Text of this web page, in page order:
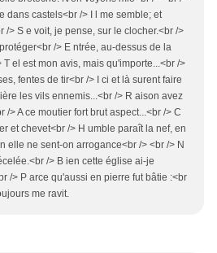
dans castels<br /> I l me semble; et
/> S e voit, je pense, sur le clocher.<br />
/> E ntrée, au-dessus de la
T el est mon avis, mais qu'importe...<br />
fentes de tir<br /> I ci et là surent faire
les vils ennemis...<br /> R aison avez
/> A ce moutier fort brut aspect...<br /> C
et chevet<br /> H umble paraît la nef, en
elle ne sent-on arrogance<br /> <br /> N
/> B ien cette église ai-je
/> P arce qu'aussi en pierre fut bâtie :<br
me ravit.